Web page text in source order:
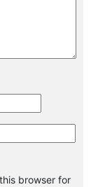
browser for